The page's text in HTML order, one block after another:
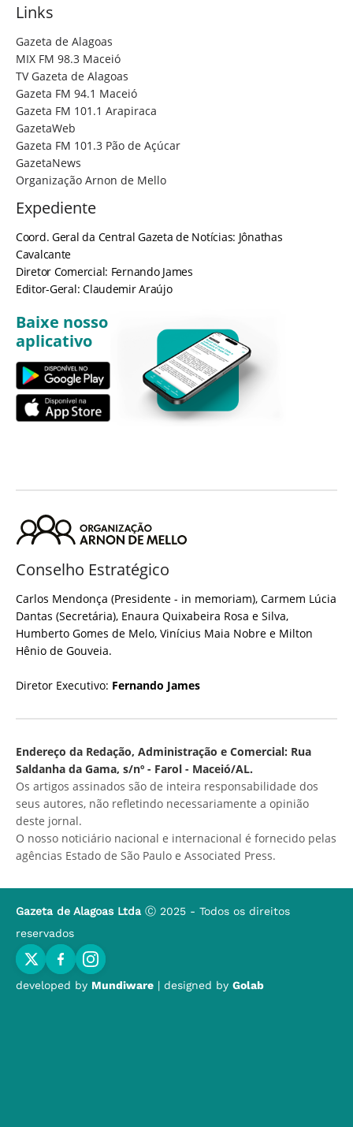
Links
Gazeta de Alagoas
MIX FM 98.3 Maceió
TV Gazeta de Alagoas
Gazeta FM 94.1 Maceió
Gazeta FM 101.1 Arapiraca
GazetaWeb
Gazeta FM 101.3 Pão de Açúcar
GazetaNews
Organização Arnon de Mello
Expediente
Coord. Geral da Central Gazeta de Notícias: Jônathas
Cavalcante
Diretor Comercial: Fernando James
Editor-Geral: Claudemir Araújo
Baixe nosso
aplicativo
Conselho Estratégico
Carlos Mendonça (Presidente - in memoriam), Carmem Lúcia
Dantas (Secretária), Enaura Quixabeira Rosa e Silva,
Humberto Gomes de Melo, Vinícius Maia Nobre e Milton
Hênio de Gouveia.
Diretor Executivo: Fernando James
Endereço da Redação, Administração e Comercial: Rua
Saldanha da Gama, s/nº - Farol - Maceió/AL.
Os artigos assinados são de inteira responsabilidade dos
seus autores, não refletindo necessariamente a opinião
deste jornal.
O nosso noticiário nacional e internacional é fornecido pelas
agências Estado de São Paulo e Associated Press.
Gazeta de Alagoas Ltda Ⓒ 2025 - Todos os direitos
reservados
developed by Mundiware | designed by Golab